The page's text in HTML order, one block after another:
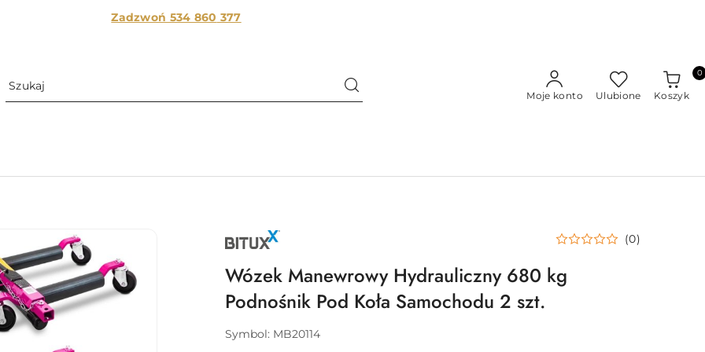
Zadzwoń 534 860 377
Moje konto Ulubione Koszyk
0
NAZWA
PRODUCENTA: (0)
Wózek Manewrowy Hydrauliczny 680 kg
Podnośnik Pod Koła Samochodu 2 szt.
Symbol: MB20114